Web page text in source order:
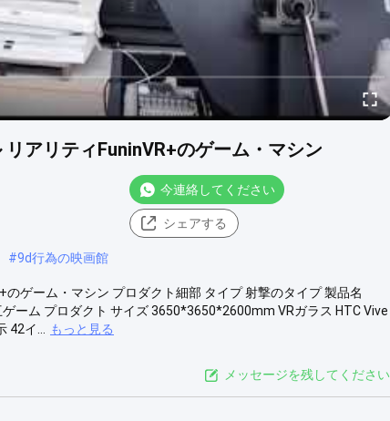
アリティFuninVR+のゲーム・マシン
今連絡してください
シェアする
#9d行為の映画館
ゲーム・マシン プロダクト細部 タイプ 射撃のタイプ 製品名
ーム プロダクト サイズ 3650*3650*2600mm VRガラス HTC Vive
イ...
もっと見る
メッセージを残してください.